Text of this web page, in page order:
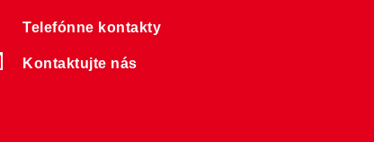
Telefónne kontakty
Kontaktujte nás